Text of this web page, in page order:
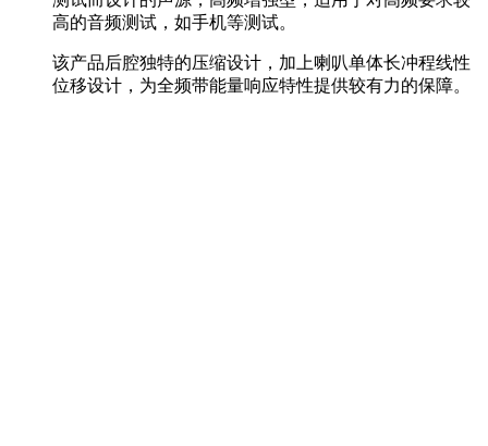
高的音频测试，如手机等测试。
该产品后腔独特的压缩设计，加上喇叭单体长冲程线性
位移设计，为全频带能量响应特性提供较有力的保障。